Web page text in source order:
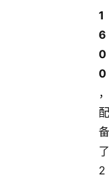
1
6
0
0
，
配
备
了
2